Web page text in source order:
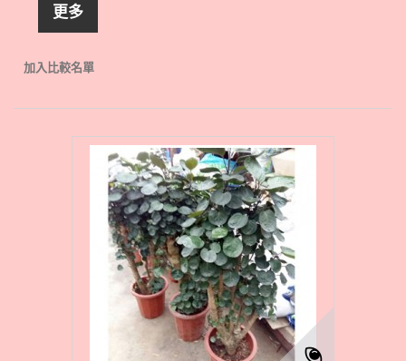
更多
加入比較名單